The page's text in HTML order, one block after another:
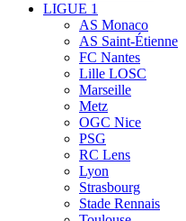
LIGUE 1
AS Monaco
AS Saint-Étienne
FC Nantes
Lille LOSC
Marseille
Metz
OGC Nice
PSG
RC Lens
Lyon
Strasbourg
Stade Rennais